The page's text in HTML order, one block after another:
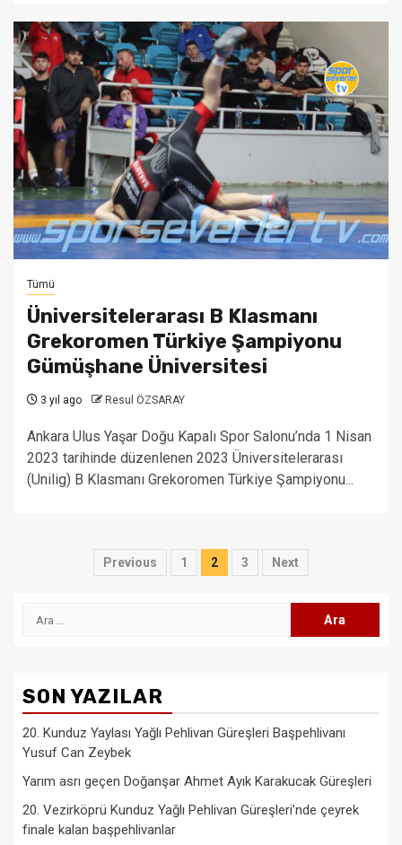
Tümü
Üniversitelerarası B Klasmanı
Grekoromen Türkiye Şampiyonu
Gümüşhane Üniversitesi
3 yıl ago Resul ÖZSARAY
Ankara Ulus Yaşar Doğu Kapalı Spor Salonu’nda 1 Nisan
2023 tarihinde düzenlenen 2023 Üniversitelerarası
(Unilig) B Klasmanı Grekoromen Türkiye Şampiyonu...
Yazı
Previous 1 2 3 Next
Arama:
SON YAZILAR
20. Kunduz Yaylası Yağlı Pehlivan Güreşleri Başpehlivanı
Yusuf Can Zeybek
Yarım asrı geçen Doğanşar Ahmet Ayık Karakucak Güreşleri
20. Vezirköprü Kunduz Yağlı Pehlivan Güreşleri’nde çeyrek
finale kalan başpehlivanlar